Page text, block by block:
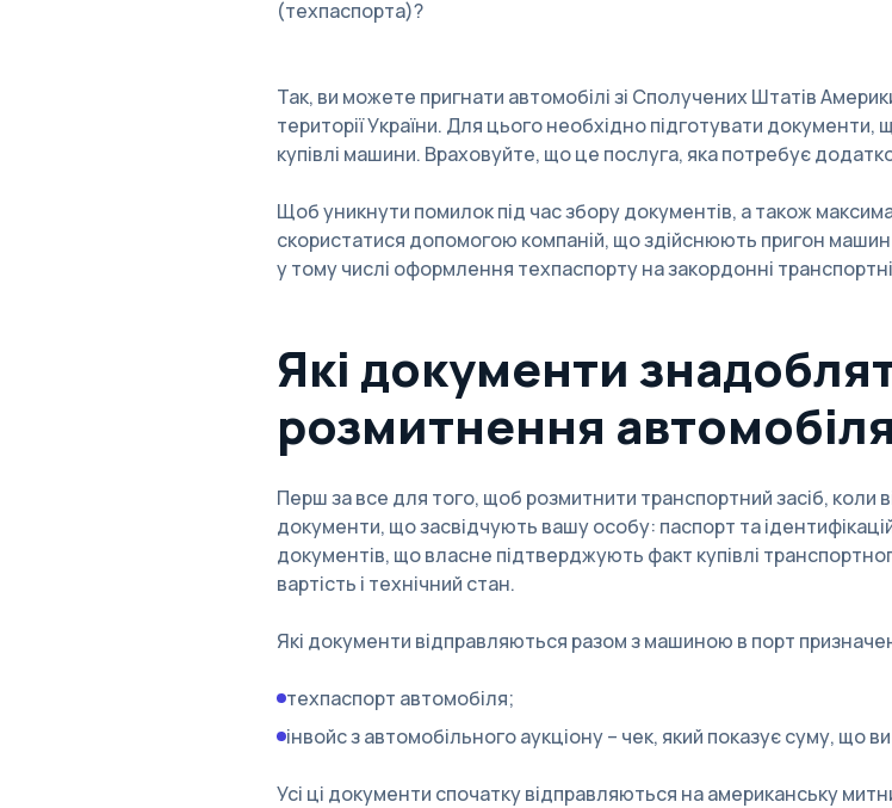
(техпаспорта)?
Так, ви можете пригнати автомобілі зі Сполучених Штатів
території України. Для цього необхідно підготувати
купівлі машини. Враховуйте, що це послуга, яка потребує
Щоб уникнути помилок під час збору документів, а також
скористатися допомогою компаній, що здійснюють пригон
у тому числі оформлення техпаспорту на закордонні
Які документи
розмитнення автомобіля
Перш за все для того, щоб розмитнити транспортний засіб, коли
документи, що засвідчують вашу особу: паспорт та
документів, що власне підтверджують факт купівлі
вартість і технічний стан.
Які документи відправляються разом з машиною в порт
техпаспорт автомобіля;
інвойс з автомобільного аукціону – чек, який показує суму, що
Усі ці документи спочатку відправляються на американську